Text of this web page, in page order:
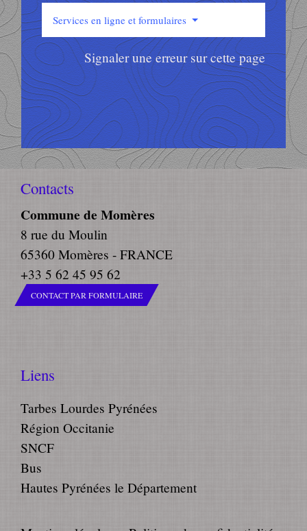
Services en ligne et formulaires
Signaler une erreur sur cette page
Contacts
Commune de Momères
8 rue du Moulin
65360 Momères - FRANCE
+33 5 62 45 95 62
CONTACT PAR FORMULAIRE
Liens
Tarbes Lourdes Pyrénées
Région Occitanie
SNCF
Bus
Hautes Pyrénées le Département